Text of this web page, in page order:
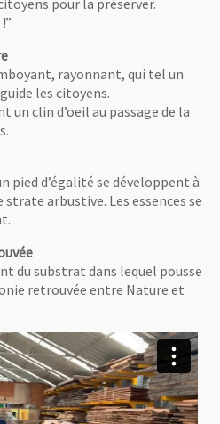
pour la préserver.
rayonnant, qui tel un
les citoyens.
un clin d’oeil au passage de la
pied d’égalité se développent à
arbustive. Les essences se
du substrat dans lequel pousse
retrouvée entre Nature et